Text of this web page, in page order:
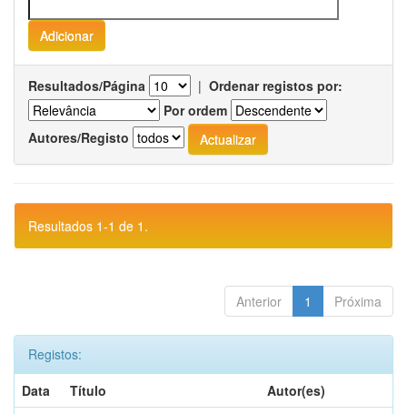
Resultados/Página | Ordenar registos por:
Por ordem
Autores/Registo
Resultados 1-1 de 1.
Anterior 1 Próxima
Registos:
Data
Título
Autor(es)